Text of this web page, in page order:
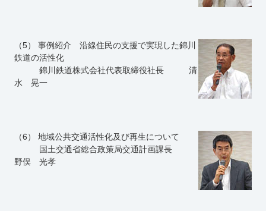
（5） 事例紹介 沿線住民の支援で実現した錦川
鉄道の活性化
錦川鉄道株式会社代表取締役社長 清
水 晃一
（6） 地域公共交通活性化及び再生について
国土交通省総合政策局交通計画課長
野俣 光孝